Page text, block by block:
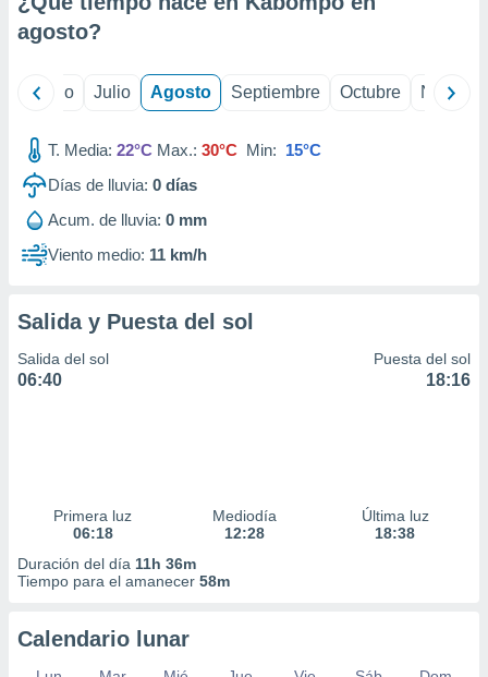
e
publicidad
publicidad
de
agosto?
Junio Julio Agosto Septiembre Octubre
T. Media: 22°C Max.: 30°C Min: 15°C
Días de lluvia: 0 días
Acum. de lluvia: 0 mm
Viento medio: 11 km/h
Salida y Puesta del sol
Salida del sol
06:40
Puesta del sol
18:16
Primera luz
06:18
Mediodía
12:28
Última luz
18:38
Duración del día 11h 36m
Tiempo para el amanecer 58m
Calendario lunar